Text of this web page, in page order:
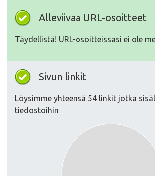
Alleviivaa URL-osoitteet
Täydellistä! URL-osoitteissasi ei ole
Sivun linkit
Löysimme yhteensä 54 linkit jotka
tiedostoihin